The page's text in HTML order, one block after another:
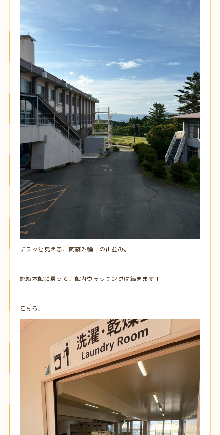
チラッと見える、阿蘇外輪山の山並み。
施設本館に戻って、館内ウォッチングは続きます！
こちら、